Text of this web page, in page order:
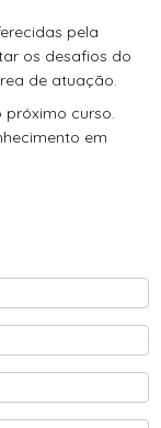
pela
os desafios do
de atuação.
próximo curso.
em